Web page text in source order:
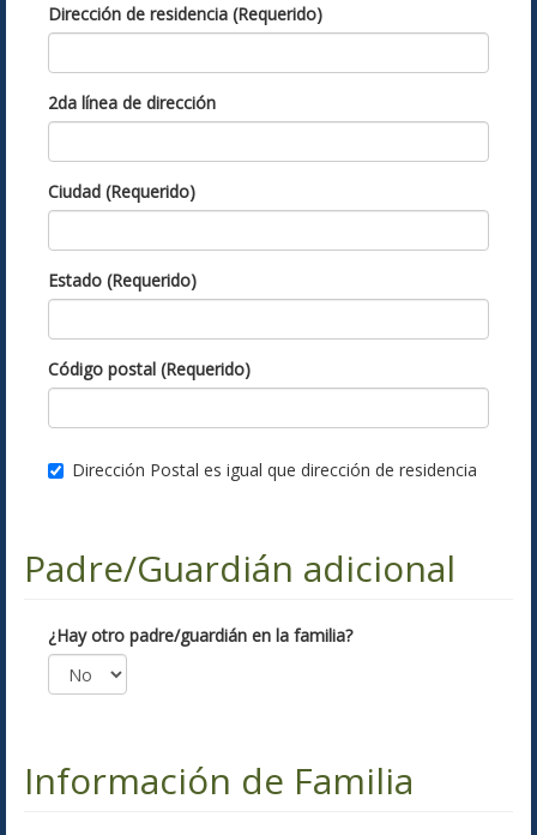
Dirección de residencia (Requerido)
2da línea de dirección
Ciudad (Requerido)
Estado (Requerido)
Código postal (Requerido)
Dirección Postal es igual que dirección de residencia
Padre/Guardián adicional
¿Hay otro padre/guardián en la familia?
Información de Familia